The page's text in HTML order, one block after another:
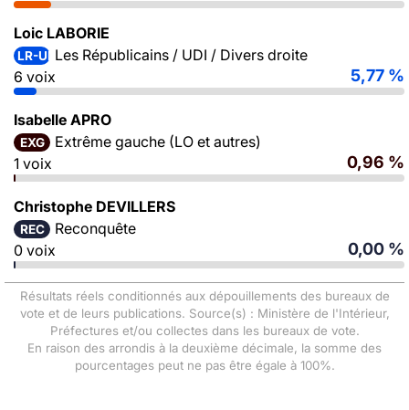
Loic LABORIE
LR-UDI-DVDLes Républicains / UDI / Divers droite
6 voix
5,77 %
Isabelle APRO
EXG
Extrême gauche (LO et autres)
1 voix
0,96 %
Christophe DEVILLERS
REC
Reconquête
0 voix
0,00 %
Résultats réels conditionnés aux dépouillements des bureaux de
vote et de leurs publications. Source(s) : Ministère de l'Intérieur,
Préfectures et/ou collectes dans les bureaux de vote.
En raison des arrondis à la deuxième décimale, la somme des
pourcentages peut ne pas être égale à 100%.